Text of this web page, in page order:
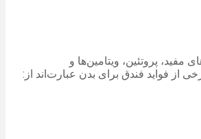
پروتئین، ویتامین‌ها و
از فواید فندق برای بدن عبارت‌اند از: